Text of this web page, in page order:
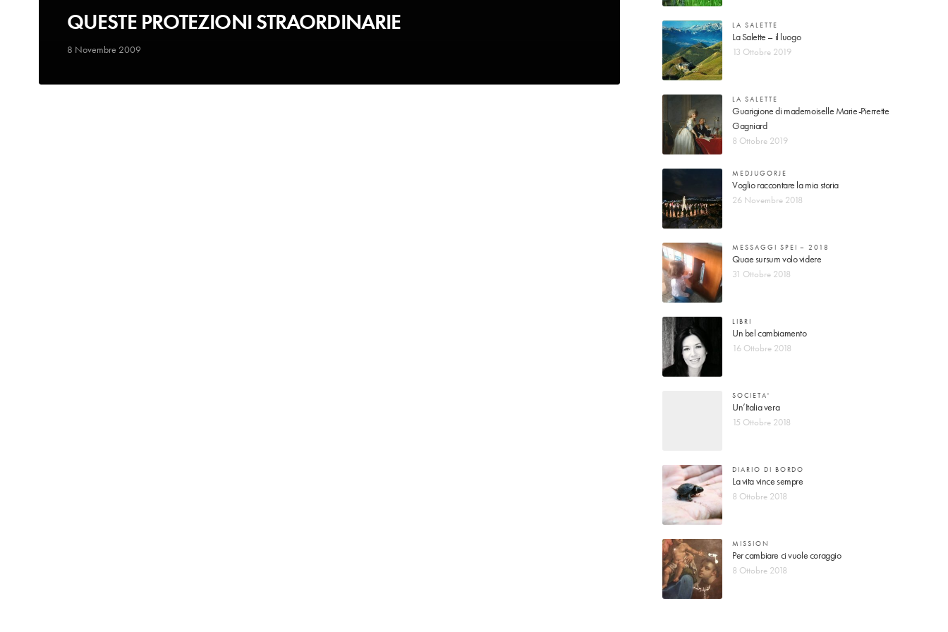
QUESTE PROTEZIONI STRAORDINARIE
8 Novembre 2009
LA SALETTE
La Salette – il luogo
13 Ottobre 2019
LA SALETTE
Guarigione di mademoiselle Marie-Pierrette
Gagniard
8 Ottobre 2019
MEDJUGORJE
Voglio raccontare la mia storia
26 Novembre 2018
MESSAGGI SPEI – 2018
Quae sursum volo videre
31 Ottobre 2018
LIBRI
Un bel cambiamento
16 Ottobre 2018
SOCIETA'
Un’Italia vera
15 Ottobre 2018
DIARIO DI BORDO
La vita vince sempre
8 Ottobre 2018
MISSION
Per cambiare ci vuole coraggio
8 Ottobre 2018